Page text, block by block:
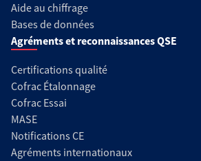
Aide au chiffrage
Bases de données
Agréments et reconnaissances QSE
Certifications qualité
Cofrac Étalonnage
Cofrac Essai
MASE
Notifications CE
Agréments internationaux